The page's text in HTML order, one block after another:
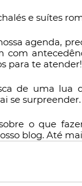
e suítes
agenda,
com
para te atender!
de uma lua
se surpreender.
o que
blog. Até